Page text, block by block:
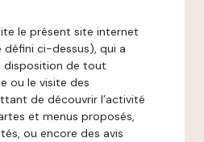
le présent site internet
défini ci-dessus), qui a
de tout
ou le visite des
de découvrir l’activité
et menus proposés,
ou encore des avis